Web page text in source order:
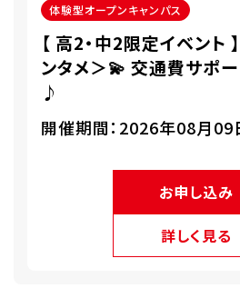
体験型オープンキャンパス
【 高2・中2限定イベント
ンタメ＞💫 交通費サポ
♪
開催期間：2026年08月09
詳しく見る
お申し込み